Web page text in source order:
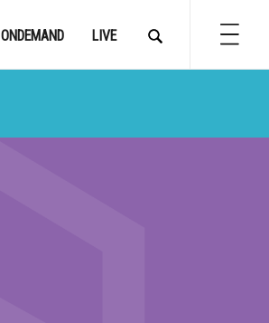
LIVE
ONDEMAND